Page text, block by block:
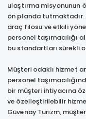
ulaştırma misyonunun
ön planda
araç filosu ve etkili
personel taşımacılığı
bu standartları sürekli
Müşteri odaklı hizmet
personel
bir müşteri ihtiyacına
ve özelleştirilebilir
Güvenay Turizm,